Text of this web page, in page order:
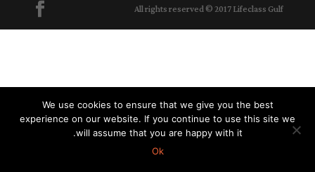
All rights reserved © 2017 Lifeclass Gulf
We use cookies to ensure that we give you the best
experience on our website. If you continue to use this site we
will assume that you are happy with it.
Ok